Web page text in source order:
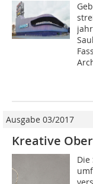
Ausgabe 03/2017
Kreative
Die